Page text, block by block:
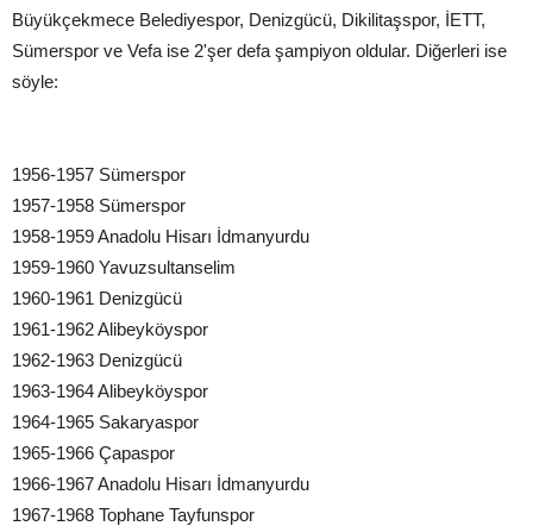
Büyükçekmece Belediyespor, Denizgücü, Dikilitaşspor, İETT,
Sümerspor ve Vefa ise 2'şer defa şampiyon oldular. Diğerleri ise
söyle:
1956-1957 Sümerspor
1957-1958 Sümerspor
1958-1959 Anadolu Hisarı İdmanyurdu
1959-1960 Yavuzsultanselim
1960-1961 Denizgücü
1961-1962 Alibeyköyspor
1962-1963 Denizgücü
1963-1964 Alibeyköyspor
1964-1965 Sakaryaspor
1965-1966 Çapaspor
1966-1967 Anadolu Hisarı İdmanyurdu
1967-1968 Tophane Tayfunspor